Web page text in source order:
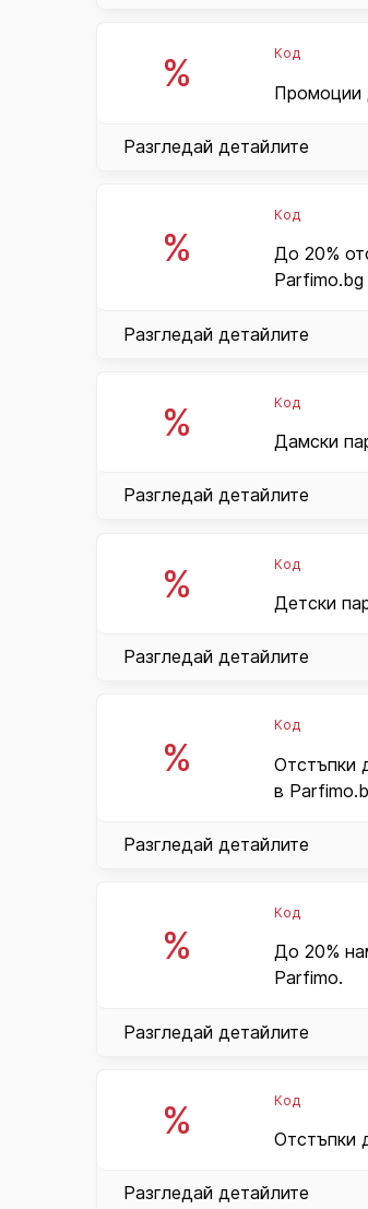
% Код
Промоции
Разгледай детайлите
%
Код
До 20%
Parfimo.bg
Разгледай детайлите
% Код
Дамски
Разгледай детайлите
% Код
Детски
Разгледай детайлите
%
Код
Отстъпки
в
Разгледай детайлите
%
Код
До 20%
Parfimo.
Разгледай детайлите
% Код
Отстъпки
Разгледай детайлите